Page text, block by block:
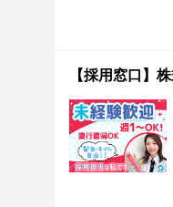
【採用窓口】